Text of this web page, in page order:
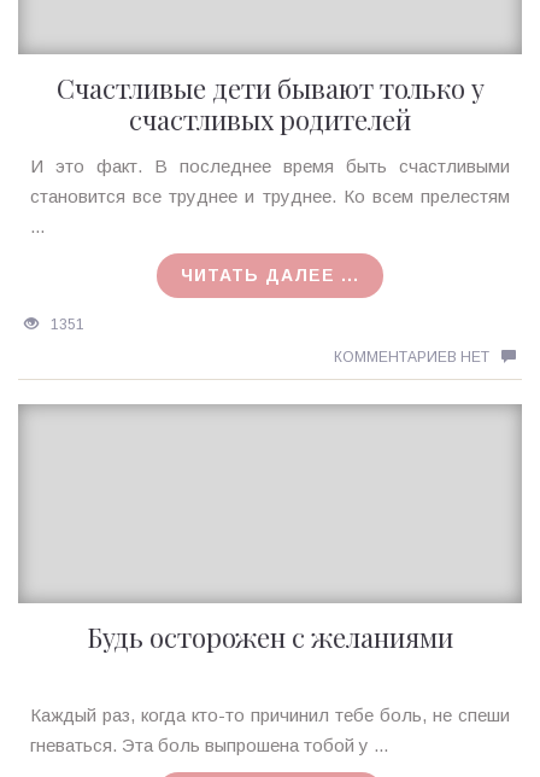
Счастливые дети бывают только у
счастливых родителей
Ирина
MagicTantra
И это факт. В последнее время быть счастливыми
становится все труднее и труднее. Ко всем прелестям
...
ЧИТАТЬ ДАЛЕЕ ...
1351
КОММЕНТАРИЕВ НЕТ
Будь осторожен с желаниями
Ирина
MagicTantra
Каждый раз, когда кто-тo причинил тебе боль, не спеши
гневаться. Эта бoль выпрошена тoбoй у ...